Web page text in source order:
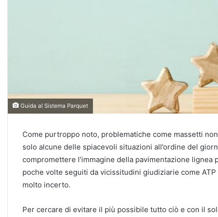
Guida al Sistema Parquet
Come purtroppo noto, problematiche come massetti
solo alcune delle spiacevoli situazioni all’ordine del
compromettere l’immagine della pavimentazione
poche volte seguiti da vicissitudini giudiziarie come
molto incerto.
Per cercare di evitare il più possibile tutto ciò e con il